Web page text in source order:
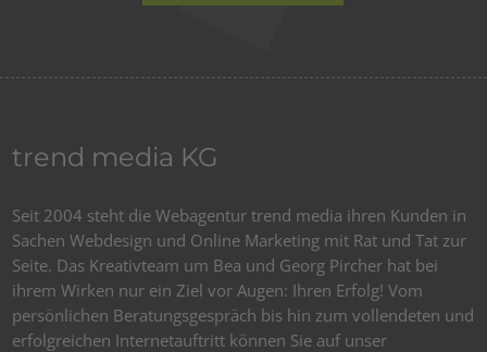
trend media KG
Seit 2004 steht die Webagentur trend media ihren Kunden in
Sachen Webdesign und Online Marketing mit Rat und Tat zur
Seite. Das Kreativteam um Bea und Georg Pircher hat bei
ihrem Wirken nur ein Ziel vor Augen: Ihren Erfolg! Vom
persönlichen Beratungsgespräch bis hin zum vollendeten und
erfolgreichen Internetauftritt können Sie auf unser